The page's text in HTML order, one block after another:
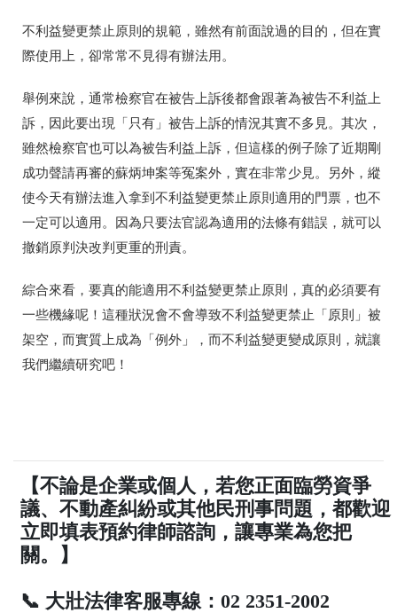
不利益變更禁止原則的規範，雖然有前面說過的目的，但在實
際使用上，卻常常不見得有辦法用。
舉例來說，通常檢察官在被告上訴後都會跟著為被告不利益上
訴，因此要出現「只有」被告上訴的情況其實不多見。其次，
雖然檢察官也可以為被告利益上訴，但這樣的例子除了近期剛
成功聲請再審的蘇炳坤案等冤案外，實在非常少見。另外，縱
使今天有辦法進入拿到不利益變更禁止原則適用的門票，也不
一定可以適用。因為只要法官認為適用的法條有錯誤，就可以
撤銷原判決改判更重的刑責。
綜合來看，要真的能適用不利益變更禁止原則，真的必須要有
一些機緣呢！這種狀況會不會導致不利益變更禁止「原則」被
架空，而實質上成為「例外」，而不利益變更變成原則，就讓
我們繼續研究吧！
【不論是企業或個人，若您正面臨勞資爭
議、不動產糾紛或其他民刑事問題，都歡迎
立即填表預約律師諮詢，讓專業為您把
關。】
📞 大壯法律客服專線：02 2351-2002